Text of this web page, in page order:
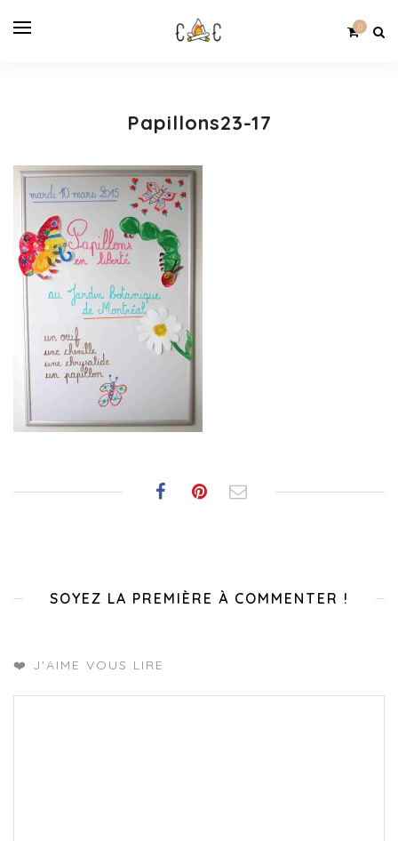
0
Papillons23-17
SOYEZ LA PREMIÈRE À COMMENTER !
❤️ J'AIME VOUS LIRE